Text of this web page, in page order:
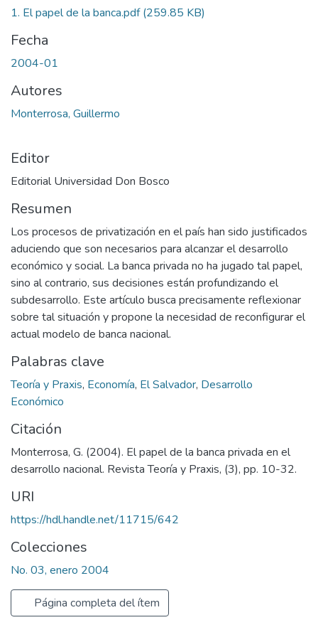
1. El papel de la banca.pdf(259.85 KB)
Fecha
2004-01
Autores
Monterrosa, Guillermo
Editor
Editorial Universidad Don Bosco
Resumen
Los procesos de privatización en el país han sido justificados
aduciendo que son necesarios para alcanzar el desarrollo
económico y social. La banca privada no ha jugado tal papel,
sino al contrario, sus decisiones están profundizando el
subdesarrollo. Este artículo busca precisamente reflexionar
sobre tal situación y propone la necesidad de reconfigurar el
actual modelo de banca nacional.
Palabras clave
Teoría y Praxis, Economía, El Salvador, Desarrollo
Económico
Citación
Monterrosa, G. (2004). El papel de la banca privada en el
desarrollo nacional. Revista Teoría y Praxis, (3), pp. 10-32.
URI
https://hdl.handle.net/11715/642
Colecciones
No. 03, enero 2004
Página completa del ítem